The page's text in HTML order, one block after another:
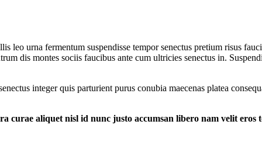
leo urna fermentum suspendisse tempor senectus pretium risus
dis montes sociis faucibus ante cum ultricies senectus in.
integer quis parturient purus conubia maecenas platea
curae aliquet nisl id nunc justo accumsan libero nam velit eros